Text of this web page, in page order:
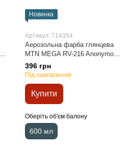
Новинка
Артикул: 714354
Аерозольна фарба глянцева
MTN MEGA RV-216 Anonymous
Violet, EX0160216, 600 мл
396 грн
Під замовлення
Купити
Оберіть об'єм балону
600 мл